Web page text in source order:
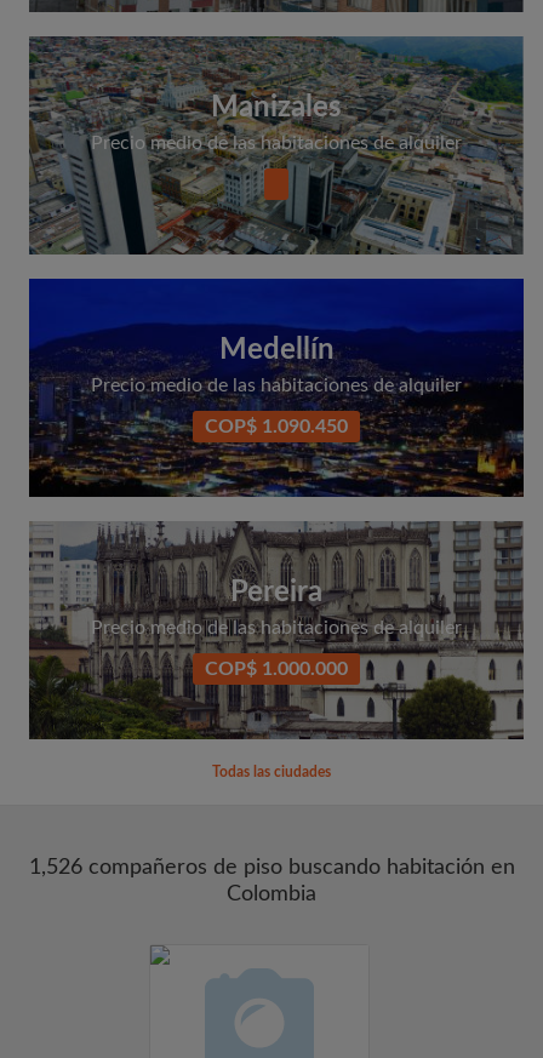
Manizales
Precio medio de las habitaciones de alquiler
Medellín
Precio medio de las habitaciones de alquiler
COP$ 1.090.450
Pereira
Precio medio de las habitaciones de alquiler
COP$ 1.000.000
Todas las ciudades
1,526 compañeros de piso buscando habitación en
Colombia